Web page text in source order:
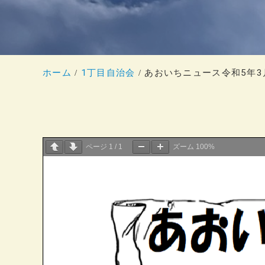
ホーム 1丁目自治会 あおいちニュース令和5年3
ページ 1 / 1 ズーム 100%